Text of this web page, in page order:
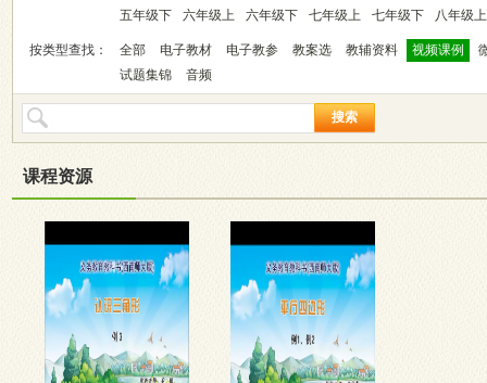
五年级下
六年级上 六年级下 七年级上 七年级下 八年级上
按类型查找： 全部 电子教材 电子教参 教案选 教辅资料 视频课例
试题集锦
音频
搜索
课程资源